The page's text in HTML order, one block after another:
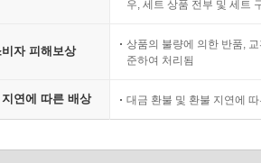
우, 세트 상품 전부 및 세트
비자 피해보상
상품의 불량에 의한 반품,
준하여 처리됨
연에 따른 배상 대금 환불 및 환불 지연에